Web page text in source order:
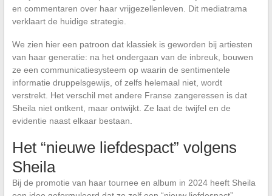
en commentaren over haar vrijgezellenleven. Dit mediatrama
verklaart de huidige strategie.
We zien hier een patroon dat klassiek is geworden bij artiesten
van haar generatie: na het ondergaan van de inbreuk, bouwen
ze een communicatiesysteem op waarin de sentimentele
informatie druppelsgewijs, of zelfs helemaal niet, wordt
verstrekt. Het verschil met andere Franse zangeressen is dat
Sheila niet ontkent, maar ontwijkt. Ze laat de twijfel en de
evidentie naast elkaar bestaan.
Het “nieuwe liefdespact” volgens
Sheila
Bij de promotie van haar tournee en album in 2024 heeft Sheila